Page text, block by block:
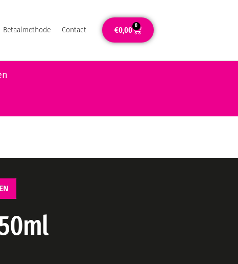
Betaalmethode Contact €0,00 0